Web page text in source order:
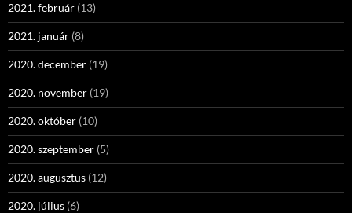
2021. február (13)
2021. január (8)
2020. december (19)
2020. november (19)
2020. október (10)
2020. szeptember (5)
2020. augusztus (12)
2020. július (6)